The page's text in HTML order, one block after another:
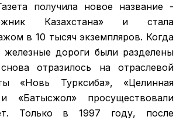
получила новое название -
Казахстана» и стала
в 10 тысяч экземпляров. Когда
железные дороги были разделены
отразилось на отраслевой
«Новь Турксиба», «Целинная
«Батысжол» просуществовали
Только в 1997 году, после